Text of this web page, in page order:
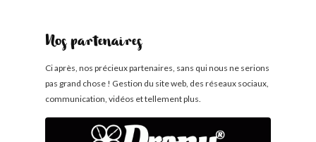
Nos partenaires
Ci après, nos précieux partenaires, sans qui nous ne serions
pas grand chose ! Gestion du site web, des réseaux sociaux,
communication, vidéos et tellement plus.